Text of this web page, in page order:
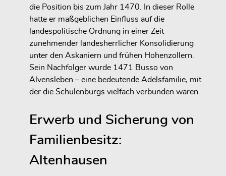
die Position bis zum Jahr 1470. In dieser Rolle
hatte er maßgeblichen Einfluss auf die
landespolitische Ordnung in einer Zeit
zunehmender landesherrlicher Konsolidierung
unter den Askaniern und frühen Hohenzollern.
Sein Nachfolger wurde 1471 Busso von
Alvensleben – eine bedeutende Adelsfamilie, mit
der die Schulenburgs vielfach verbunden waren.
Erwerb und Sicherung von
Familienbesitz:
Altenhausen